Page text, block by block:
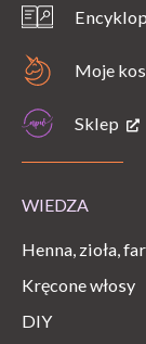
Moje
Sklep
WIEDZA
Henna, zioła,
Kręcone włosy
DIY